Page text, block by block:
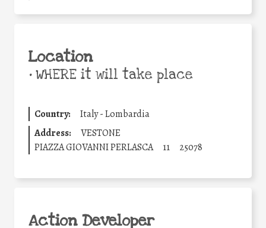
Location
•WHERE it will take place
Country:
Italy - Lombardia
Address:
VESTONE
PIAZZA GIOVANNI PERLASCA
11 25078
Action Developer